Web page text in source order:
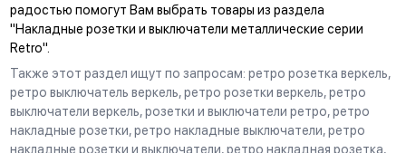
радостью помогут Вам выбрать товары из раздела
"Накладные розетки и выключатели металлические серии
Retro".
Также этот раздел ищут по запросам: ретро розетка веркель,
ретро выключатель веркель, ретро розетки веркель, ретро
выключатели веркель, розетки и выключатели ретро, ретро
накладные розетки, ретро накладные выключатели, ретро
накладные розетки и выключатели, ретро накладная розетка,